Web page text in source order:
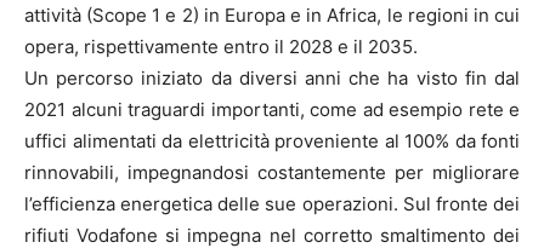
attività (Scope 1 e 2) in Europa e in Africa, le regioni in cui
opera, rispettivamente entro il 2028 e il 2035.
Un percorso iniziato da diversi anni che ha visto fin dal
2021 alcuni traguardi importanti, come ad esempio rete e
uffici alimentati da elettricità proveniente al 100% da fonti
rinnovabili, impegnandosi costantemente per migliorare
l’efficienza energetica delle sue operazioni. Sul fronte dei
rifiuti Vodafone si impegna nel corretto smaltimento dei